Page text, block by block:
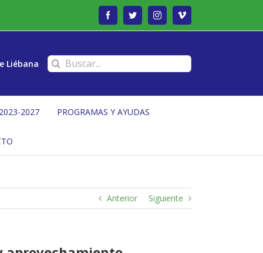
FacebookTwitterInstagramVimeo
Liébana Buscar:
2027 PROGRAMAS Y AYUDAS
Anterior Siguiente